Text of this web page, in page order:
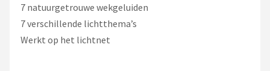
7 natuurgetrouwe wekgeluiden
7 verschillende lichtthema’s
Werkt op het lichtnet